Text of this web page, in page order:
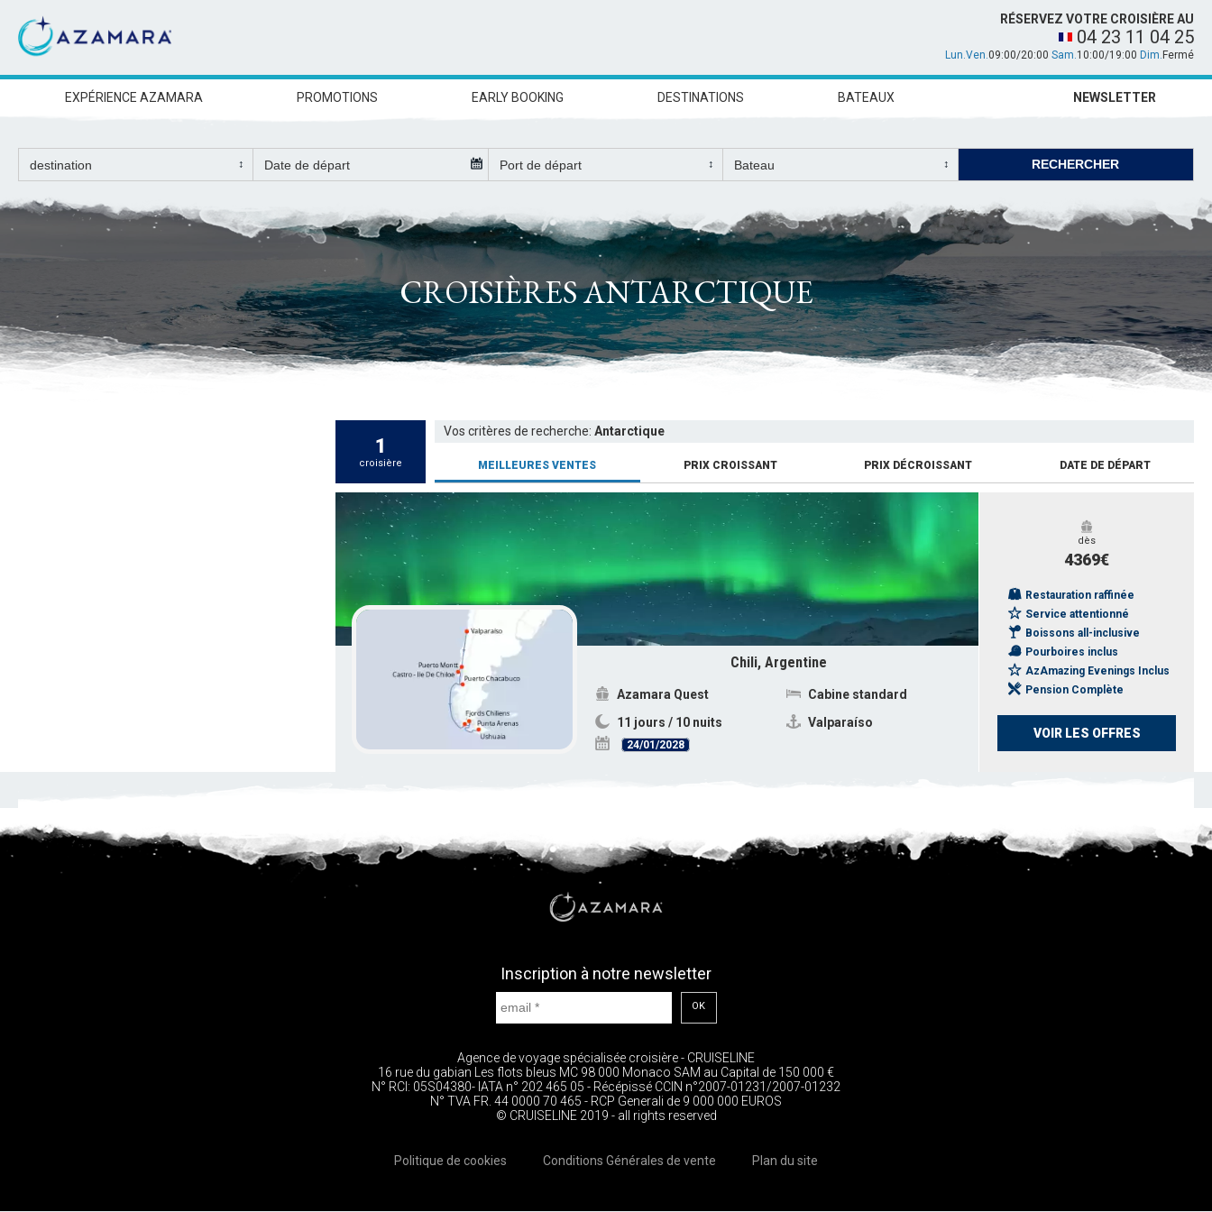
RÉSERVEZ VOTRE CROISIÈRE AU
04 23 11 04 25
Lun.Ven.09:00/20:00 Sam.10:00/19:00 Dim. Fermé
EXPÉRIENCE AZAMARA PROMOTIONS EARLY BOOKING DESTINATIONS BATEAUX NEWSLETTER
CROISIÈRES ANTARCTIQUE
1
croisière
Vos critères de recherche:Antarctique
MEILLEURES VENTES PRIX CROISSANT PRIX DÉCROISSANT DATE DE DÉPART
Chili, Argentine
Azamara Quest
11 jours / 10 nuits
Cabine standard
Valparaíso
24/01/2028
dès
4369€
Restauration raffinée
Service attentionné
Boissons all-inclusive
Pourboires inclus
AzAmazing Evenings Inclus
Pension Complète
VOIR LES OFFRES
Inscription à notre newsletter
OK
Agence de voyage spécialisée croisière - CRUISELINE
16 rue du gabian Les flots bleus MC 98 000 Monaco SAM au Capital de 150 000 €
N° RCI: 05S04380- IATA n° 202 465 05 - Récépissé CCIN n°2007-01231/2007-01232
N° TVA FR. 44 0000 70 465 - RCP Generali de 9 000 000 EUROS
© CRUISELINE 2019 - all rights reserved
Politique de cookies Conditions Générales de vente Plan du site